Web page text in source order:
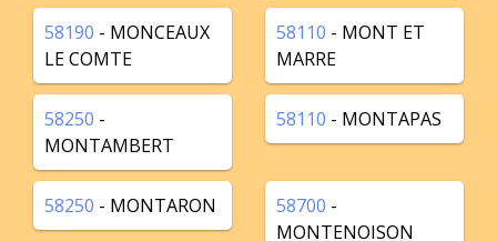
58190 - MONCEAUX
LE COMTE
58110 - MONT ET
MARRE
58250 -
MONTAMBERT
58110 - MONTAPAS
58250 - MONTARON 58700 -
MONTENOISON